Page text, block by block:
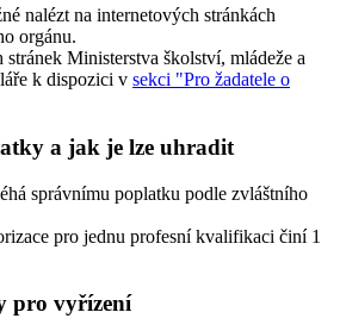
nalézt na internetových stránkách
orgánu.
Ministerstva školství, mládeže a
k dispozici v sekci "Pro žadatele o
a jak je lze uhradit
správnímu poplatku podle zvláštního
pro jednu profesní kvalifikaci činí 1
pro vyřízení